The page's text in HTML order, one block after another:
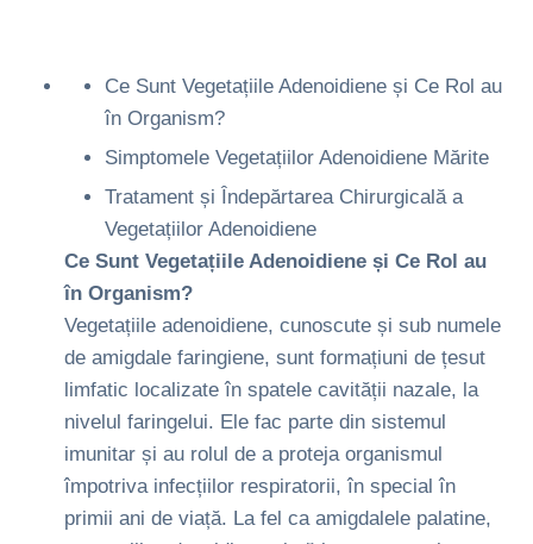
Ce Sunt Vegetațiile Adenoidiene și Ce Rol au
în Organism?
Simptomele Vegetațiilor Adenoidiene Mărite
Tratament și Îndepărtarea Chirurgicală a
Vegetațiilor Adenoidiene
Ce Sunt Vegetațiile Adenoidiene și Ce Rol au
în Organism?
Vegetațiile adenoidiene, cunoscute și sub numele
de amigdale faringiene, sunt formațiuni de țesut
limfatic localizate în spatele cavității nazale, la
nivelul faringelui. Ele fac parte din sistemul
imunitar și au rolul de a proteja organismul
împotriva infecțiilor respiratorii, în special în
primii ani de viață. La fel ca amigdalele palatine,